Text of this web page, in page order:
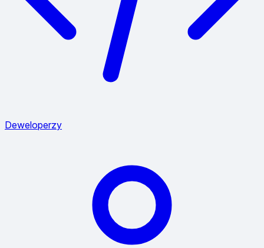
Deweloperzy